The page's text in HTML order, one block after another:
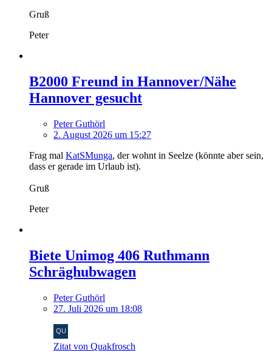
Gruß
Peter
B2000 Freund in Hannover/Nähe
Hannover gesucht
Peter Guthörl
2. August 2026 um 15:27
Frag mal KatSMunga, der wohnt in Seelze (könnte aber sein,
dass er gerade im Urlaub ist).
Gruß
Peter
Biete Unimog 406 Ruthmann
Schräghubwagen
Peter Guthörl
27. Juli 2026 um 18:08
Zitat von Quakfrosch